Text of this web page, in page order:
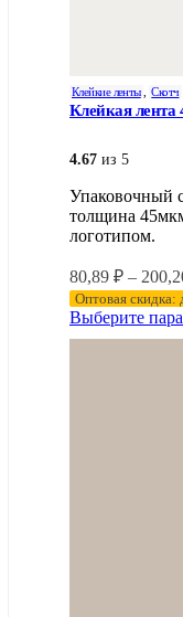
Клейкие ленты, Скотч
Клейкая
4.67 из 5
Упаковочный
толщина
логотипом.
80,89 ₽ –
Оптовая скидка:
Выберите